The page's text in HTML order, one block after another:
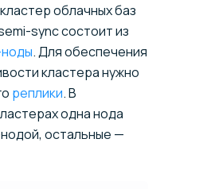
облачных баз
sync состоит из
. Для обеспечения
кластера нужно
реплики. В
одна нода
остальные —